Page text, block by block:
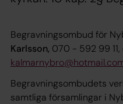
Begravningsombud för
Karlsson, 070 - 592 99 11,
Begravningsombudets
samtliga församlingar i